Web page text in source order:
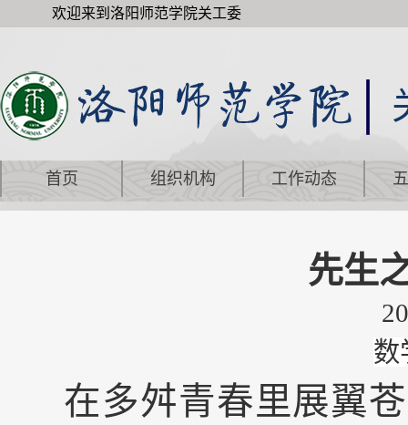
欢迎来到洛阳师范学院关工委
首页 组织机构 工作动态
先生
数
在多舛青春里展翼